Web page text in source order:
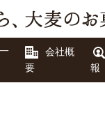
会社概
要
報